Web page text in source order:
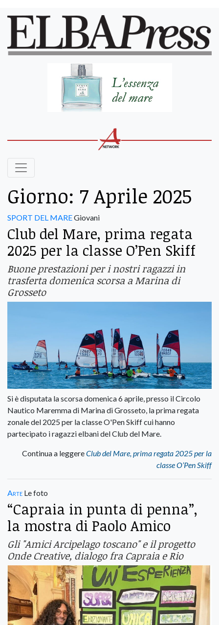
Giorno: 7 Aprile 2025
SPORT DEL MAREGiovani
Club del Mare, prima regata
2025 per la classe O’Pen Skiff
Buone prestazioni per i nostri ragazzi in
trasferta domenica scorsa a Marina di
Grosseto
Si è disputata la scorsa domenica 6 aprile, presso il Circolo
Nautico Maremma di Marina di Grosseto, la prima regata
zonale del 2025 per la classe O'Pen Skiff cui hanno
partecipato i ragazzi elbani del Club del Mare.
Continua a leggereClub del Mare, prima regata 2025 per la
classe O’Pen Skiff
Arte Le foto
“Capraia in punta di penna”,
la mostra di Paolo Amico
Gli "Amici Arcipelago toscano" e il progetto
Onde Creative, dialogo fra Capraia e Rio